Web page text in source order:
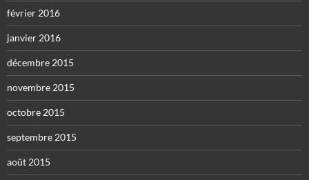
février 2016
janvier 2016
décembre 2015
novembre 2015
octobre 2015
septembre 2015
août 2015